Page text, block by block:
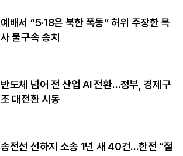
예배서 “5·18은 북한 폭동” 허위 주장한 목
사 불구속 송치
반도체 넘어 전 산업 AI 전환…정부, 경제구
조 대전환 시동
송전선 선하지 소송 1년 새 40건…한전 “절